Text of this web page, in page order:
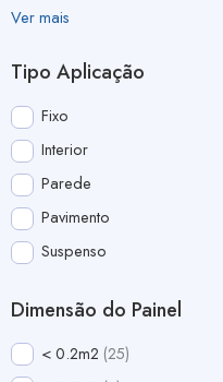
Ver mais
Tipo Aplicação
Fixo
Interior
Parede
Pavimento
Suspenso
Dimensão do Painel
< 0.2m2 25